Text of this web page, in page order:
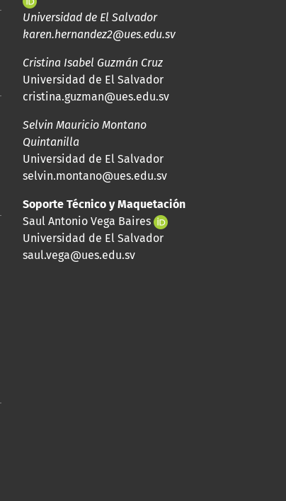
Universidad de El Salvador
karen.hernandez2@ues.edu.sv
Cristina Isabel Guzmán Cruz
Universidad de El Salvador
cristina.guzman@ues.edu.sv
Selvin Mauricio Montano
Quintanilla
Universidad de El Salvador
selvin.montano@ues.edu.sv
Soporte Técnico y Maquetación
Saul Antonio Vega Baires
Universidad de El Salvador
saul.vega@ues.edu.sv